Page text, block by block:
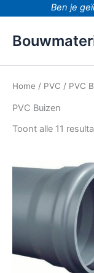
Ben je
Home / PVC / PVC
PVC Buizen
Toont alle 11